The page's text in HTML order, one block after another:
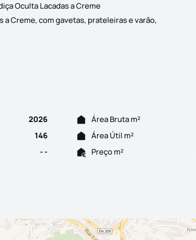
Oculta Lacadas a Creme
a Creme, com gavetas, prateleiras e varão,
2026 Área Bruta m²
146 Área Útil m²
- - Preço m²